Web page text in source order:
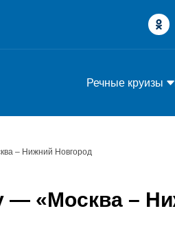
Речные круизы
– Нижний Новгород
— «Москва –